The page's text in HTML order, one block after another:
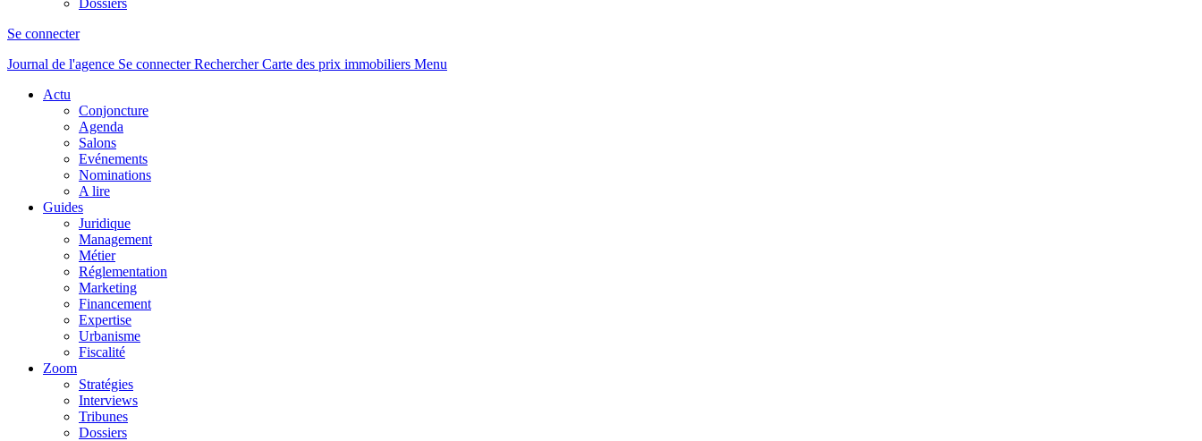
Dossiers
Se connecter
Journal de l'agence Se connecterRechercher Carte des prix immobiliers Menu
Actu
Conjoncture
Agenda
Salons
Evénements
Nominations
A lire
Guides
Juridique
Management
Métier
Réglementation
Marketing
Financement
Expertise
Urbanisme
Fiscalité
Zoom
Stratégies
Interviews
Tribunes
Dossiers